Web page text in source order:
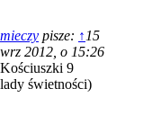
mieczy pisze: ↑ 15
wrz 2012, o 15:26
Kościuszki 9
świetności)